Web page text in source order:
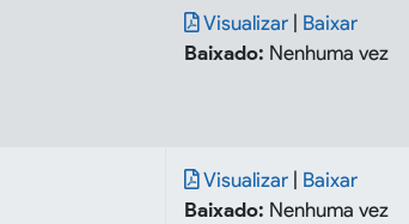
Visualizar
Baixar
Baixado: Nenhuma vez
Visualizar
Baixar
Baixado: Nenhuma vez